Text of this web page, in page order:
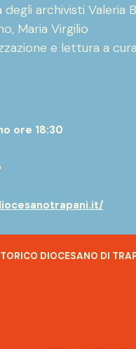
ore 18:30
DIOCESANO DI
archivisti Valeria
Maria Virgilio
e lettura a